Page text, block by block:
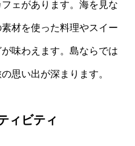
ェがあります。海を見な
材を使った料理やスイー
味わえます。島ならでは
思い出が深まります。
ィビティ